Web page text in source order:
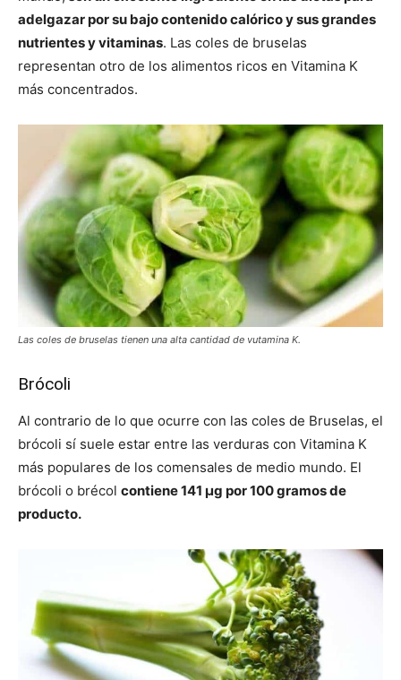
adelgazar por su bajo contenido calórico y sus grandes
nutrientes y vitaminas. Las coles de bruselas
representan otro de los alimentos ricos en Vitamina K
más concentrados.
Las coles de bruselas tienen una alta cantidad de vutamina K.
Brócoli
Al contrario de lo que ocurre con las coles de Bruselas, el
brócoli sí suele estar entre las verduras con Vitamina K
más populares de los comensales de medio mundo. El
brócoli o brécol contiene 141 μg por 100 gramos de
producto.